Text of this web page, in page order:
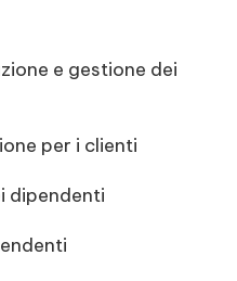
e gestione dei
per i clienti
dipendenti